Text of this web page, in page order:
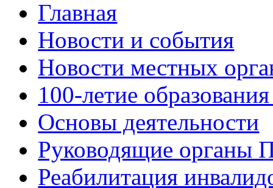
Главная
Новости и события
Новости местных
100-летие
Основы деятельности
Руководящие органы
Реабилитация